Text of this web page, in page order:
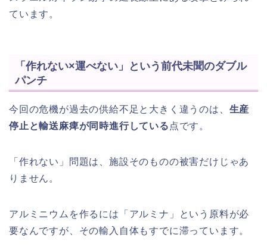
ています。
「作れない×運べない」という前代未聞のダブル
パンチ
今回の危機が過去の供給不足と大きく違うのは、 生産
停止と輸送麻痺が同時進行している 点です。
「作れない」問題は、施設そのものの被害だけじゃあ
りません。
アルミニウムを作るには「アルミナ」という原料が必
要なんですが、その輸入自体もすでに滞っています。